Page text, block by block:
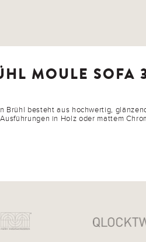
MOULE SOFA
Brühl besteht aus hochwertig,
Ausführungen in Holz oder mattem